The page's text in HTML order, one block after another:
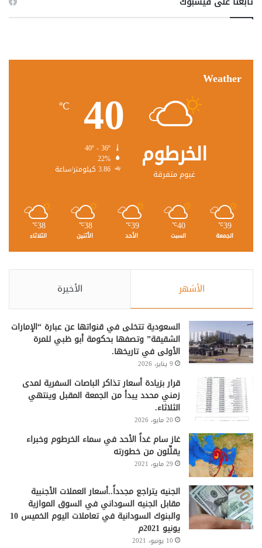
Weather
الخرطوم
غيوم متفرقة
40
℃
22%
3.86 كيلومتر/ساعة
39
℃
الجمعة
40
℃
السبت
39
℃
الأحد
38
℃
الأثنين
38
℃
الثلاثاء
الأشهر الأخيرة
السعودية تتخلى في قنواتها عن عبارة “الإمارات
الشقيقة” وتصفها بحكومة أبو ظبي للمرة
الأولى في تاريخها.
9 يناير، 2026
قرار بزيادة أسعار تذاكر الباصات السفرية لمدى
زمني محدد يبدأ من الجمعة المقبل وينتهي
الثلاثاء.
20 مايو، 2026
غاز سام غداً الأحد في سماء الخرطوم وخبراء
يقلِّلون من خطورته
29 مايو، 2021
الجنيه يتراجع مجدداً..أسعار العملات الأجنبية
مقابل الجنيه السوداني في السوق الموازية
والبنوك السودانية في تعاملات اليوم الخميس 10
يونيو 2021م
10 يونيو، 2021